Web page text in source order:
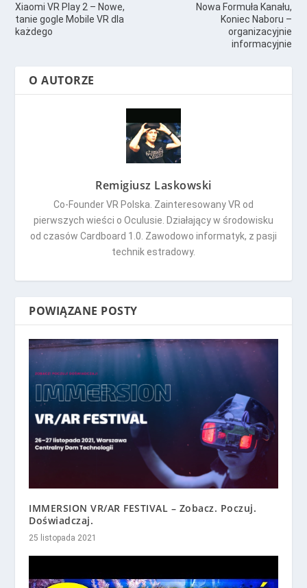
Xiaomi VR Play 2 – Nowe,
tanie gogle Mobile VR dla
każdego
Nowa Formuła Kanału,
Koniec Naboru –
organizacyjnie
informacyjnie
O AUTORZE
Remigiusz Laskowski
Co-Founder VR Polska. Zainteresowany VR od
pierwszych wieści o Oculusie. Działający w środowisku
od czasów Cardboard 1.0. Zawodowo informatyk, z pasji
technik estradowy.
POWIĄZANE POSTY
IMMERSION VR/AR FESTIVAL – Zobacz. Poczuj.
Doświadczaj.
25 listopada 2021